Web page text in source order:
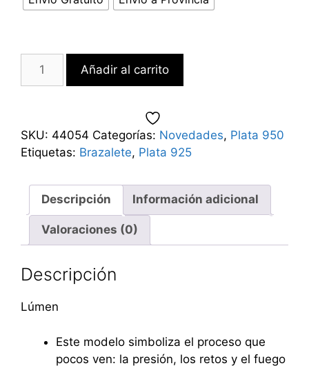
Añadir al carrito
SKU: 44054 Categorías: Novedades, Plata 950
Etiquetas: Brazalete, Plata 925
Descripción Información adicional
Valoraciones (0)
Descripción
Lúmen
Este modelo simboliza el proceso que
pocos ven: la presión, los retos y el fuego